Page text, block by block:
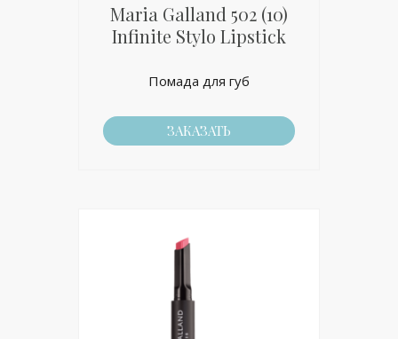
Maria Galland 502 (10)
Infinite Stylo Lipstick
Помада для губ
ЗАКАЗАТЬ